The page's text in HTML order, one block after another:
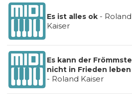
Es ist alles ok- Roland
Kaiser
Es kann der Frömmste
nicht in Frieden leben
- Roland Kaiser